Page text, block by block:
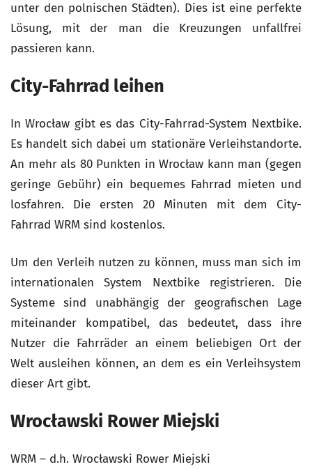
unter den polnischen Städten). Dies ist eine perfekte
Lösung, mit der man die Kreuzungen unfallfrei
passieren kann.
City-Fahrrad leihen
In Wrocław gibt es das City-Fahrrad-System Nextbike.
Es handelt sich dabei um stationäre Verleihstandorte.
An mehr als 80 Punkten in Wrocław kann man (gegen
geringe Gebühr) ein bequemes Fahrrad mieten und
losfahren. Die ersten 20 Minuten mit dem City-
Fahrrad WRM sind kostenlos.
Um den Verleih nutzen zu können, muss man sich im
internationalen System Nextbike registrieren. Die
Systeme sind unabhängig der geografischen Lage
miteinander kompatibel, das bedeutet, dass ihre
Nutzer die Fahrräder an einem beliebigen Ort der
Welt ausleihen können, an dem es ein Verleihsystem
dieser Art gibt.
Wrocławski Rower Miejski
WRM – d.h. Wrocławski Rower Miejski